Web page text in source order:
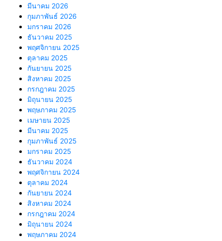
มีนาคม 2026
กุมภาพันธ์ 2026
มกราคม 2026
ธันวาคม 2025
พฤศจิกายน 2025
ตุลาคม 2025
กันยายน 2025
สิงหาคม 2025
กรกฎาคม 2025
มิถุนายน 2025
พฤษภาคม 2025
เมษายน 2025
มีนาคม 2025
กุมภาพันธ์ 2025
มกราคม 2025
ธันวาคม 2024
พฤศจิกายน 2024
ตุลาคม 2024
กันยายน 2024
สิงหาคม 2024
กรกฎาคม 2024
มิถุนายน 2024
พฤษภาคม 2024